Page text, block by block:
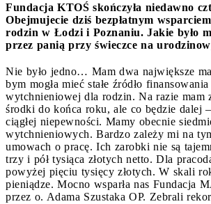
Fundacja KTOŚ skończyła niedawno
Obejmujecie dziś bezpłatnym
rodzin w Łodzi i Poznaniu. Jakie było
przez panią przy świeczce na
Nie było jedno… Mam dwa największe
bym mogła mieć stałe źródło finansowania
wytchnieniowej dla rodzin. Na razie mam
środki do końca roku, ale co będzie dalej
ciągłej niepewności. Mamy obecnie
wytchnieniowych. Bardzo zależy mi na
umowach o pracę. Ich zarobki nie są
trzy i pół tysiąca złotych netto. Dla
powyżej pięciu tysięcy złotych. W skali
pieniądze. Mocno wsparła nas Fundacja
przez o. Adama Szustaka OP. Zebrali